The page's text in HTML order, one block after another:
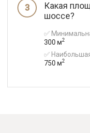
Какая
шоссе?
✅
300 м2
✅
750 м2